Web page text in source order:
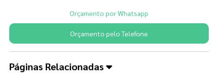
Orçamento por Whatsapp
Orçamento pelo Telefone
Páginas Relacionadas